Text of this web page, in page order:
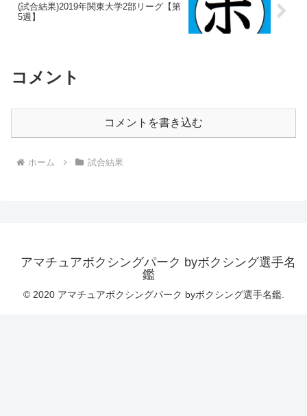
(試合結果)2019年関東大学2部リーグ【第
5週】
コメント
コメントを書き込む
ホーム 試合結果
アマチュアボクシングパーク byボクシング選手名
鑑
© 2020 アマチュアボクシングパーク byボクシング選手名鑑.